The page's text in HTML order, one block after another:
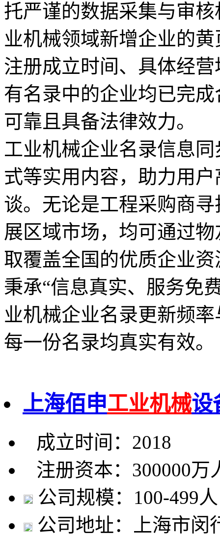
托严谨的数据采集与审
业机械领域新增企业的
注册成立时间、具体经
有名录中的企业均已完
可靠且具备法律效力。
工业机械企业名录信息
式等实用内容，助力用
谈。无论是工程采购商
展区域市场，均可通过
取覆盖全国的优质企业资
秉承“信息真实、服务免
业机械企业名录更新频
每一份名录均真实有效。
上海佰申工业机械设
成立时间：2018
注册资本：300000万
公司规模：100-499人
公司地址：上海市闵